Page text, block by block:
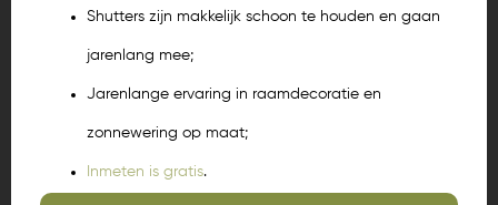
Shutters zijn makkelijk schoon te houden en gaan
jarenlang mee;
Jarenlange ervaring in raamdecoratie en
zonnewering op maat;
Inmeten is gratis.